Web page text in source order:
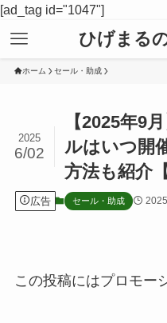
[ad_tag id="1047"]
ひげまる
ホーム セール・助成
【2025年9
ルはいつ開
方法も紹介
2025
6/02
広告 セール・助成
この投稿にはプロモー